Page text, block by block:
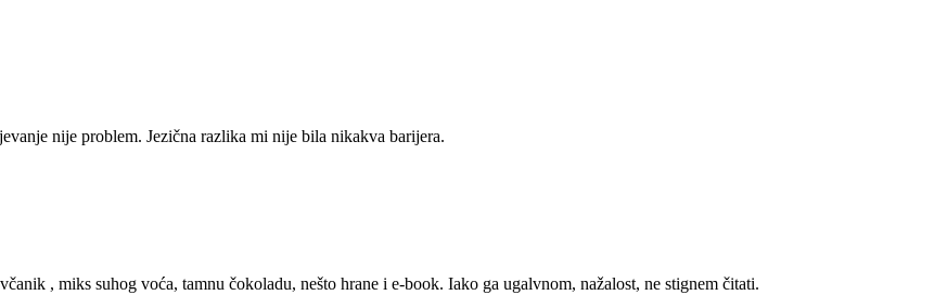
nije problem. Jezična razlika mi nije bila nikakva barijera.
, miks suhog voća, tamnu čokoladu, nešto hrane i e-book. Iako ga ugalvnom, nažalost, ne stignem čitati.